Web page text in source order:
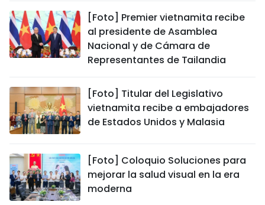
[Foto] Premier vietnamita recibe
al presidente de Asamblea
Nacional y de Cámara de
Representantes de Tailandia
[Foto] Titular del Legislativo
vietnamita recibe a embajadores
de Estados Unidos y Malasia
[Foto] Coloquio Soluciones para
mejorar la salud visual en la era
moderna